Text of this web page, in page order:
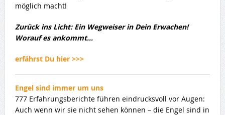
möglich macht!
Zurück ins Licht: Ein Wegweiser in Dein Erwachen!
Worauf es ankommt…
erfährst Du hier >>>
Engel sind immer um uns
777 Erfahrungsberichte führen eindrucksvoll vor Augen:
Auch wenn wir sie nicht sehen können – die Engel sind in